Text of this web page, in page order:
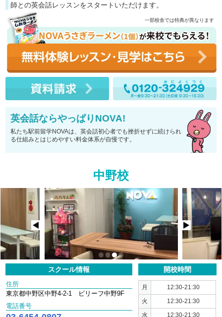
師との英会話レッスンをスタートいただけます。
一部校舎では特典が異なります
英会話ならやっぱりNOVA!
私たち駅前留学NOVAは、英会話初心者でも挫折せずに続けられ
る仕組みとはじめやすい料金体系が自慢です。
中野校
スクール情報
住所
東京都中野区中野4-2-1 ビリーフ中野9F
電話番号
開校時間
月 12:30-21:30
火 12:30-21:30
水 12:30-21:30
1 2 3 4